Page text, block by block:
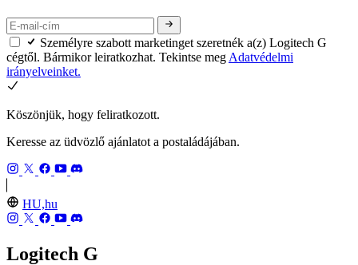
Személyre szabott marketinget szeretnék a(z) Logitech G
cégtől. Bármikor leiratkozhat. Tekintse meg Adatvédelmi
irányelveinket.
Köszönjük, hogy feliratkozott.
Keresse az üdvözlő ajánlatot a postaládájában.
HU,hu
Logitech G